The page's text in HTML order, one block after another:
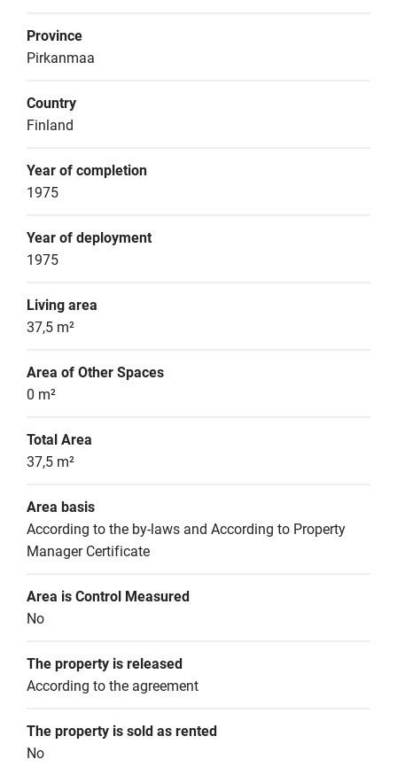
Province
Pirkanmaa
Country
Finland
Year of completion
1975
Year of deployment
1975
Living area
37,5 m²
Area of Other Spaces
0 m²
Total Area
37,5 m²
Area basis
According to the by-laws and According to Property
Manager Certificate
Area is Control Measured
No
The property is released
According to the agreement
The property is sold as rented
No